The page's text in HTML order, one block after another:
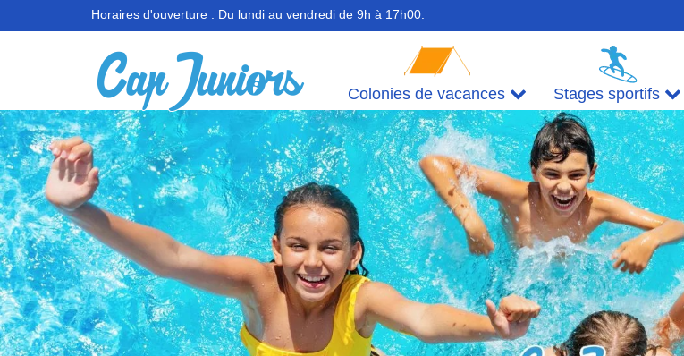
Horaires d'ouverture : Du lundi au vendredi de 9h à 17h00.
Colonies de vacances Stages sportifs